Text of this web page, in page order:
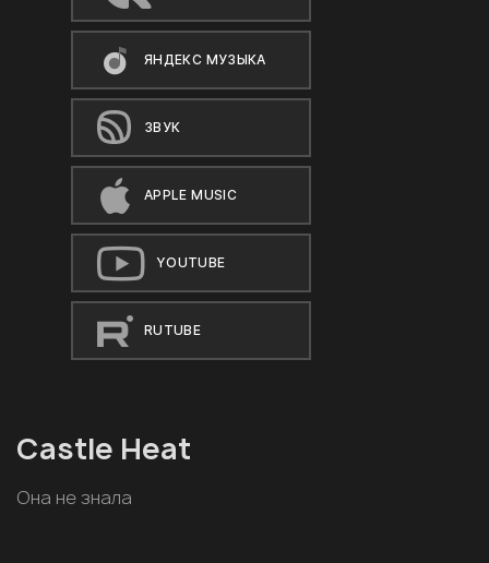
ЯНДЕКС МУЗЫКА
ЗВУК
APPLE MUSIC
YOUTUBE
RUTUBE
Castle Heat
Она не знала